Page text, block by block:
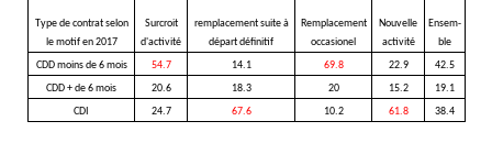
Type de contrat selon
le motif en 2017
Surcroit
d'activité
remplacement suite à
départ définitif
Remplacement
occasionel
Nouvelle
activité
Ensem-
ble
CDD moins de 6 mois
54.7 14.1 69.8 22.9
42.5
CDD + de 6 mois
20.6 18.3 20 15.2
19.1
CDI
24.7 67.6 10.2 61.8 38.4